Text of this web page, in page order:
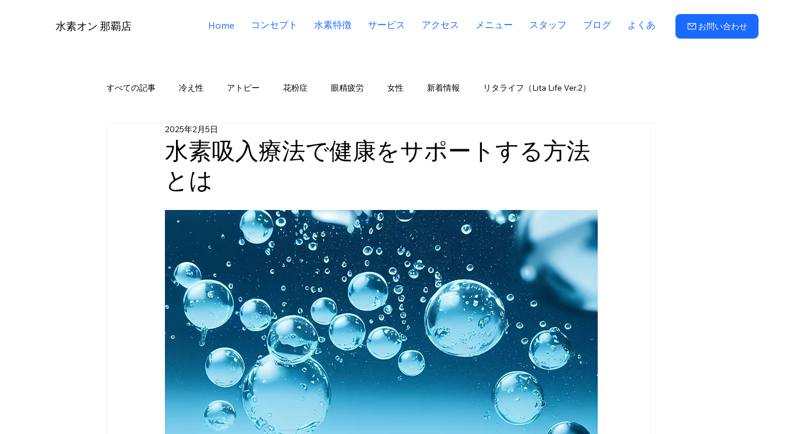
水素オン 那覇店 Home コンセプト 水素特徴 サービス アクセス メニュー スタッフ ブログ よくある質問 お問い合わせ
すべての記事 冷え性 アトピー 花粉症 眼精疲労 女性 新着情報 リタライフ（Lita Life Ver.2）
リタエアー（Lita Air）
メディア掲載
水素吸入療法で健康をサポートする方法
とは
2025年2月5日